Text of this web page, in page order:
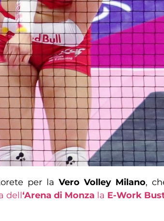
per la Vero Volley Milano,
dell‘Arena di Monza la E-Work